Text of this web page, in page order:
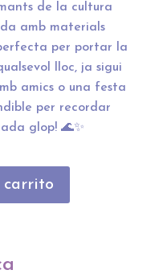
de la cultura
amb materials
per portar la
lloc, ja sigui
amics o una festa
per recordar
glop! 🌊✨